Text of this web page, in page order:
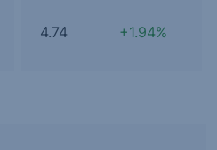
4.74 +1.94%